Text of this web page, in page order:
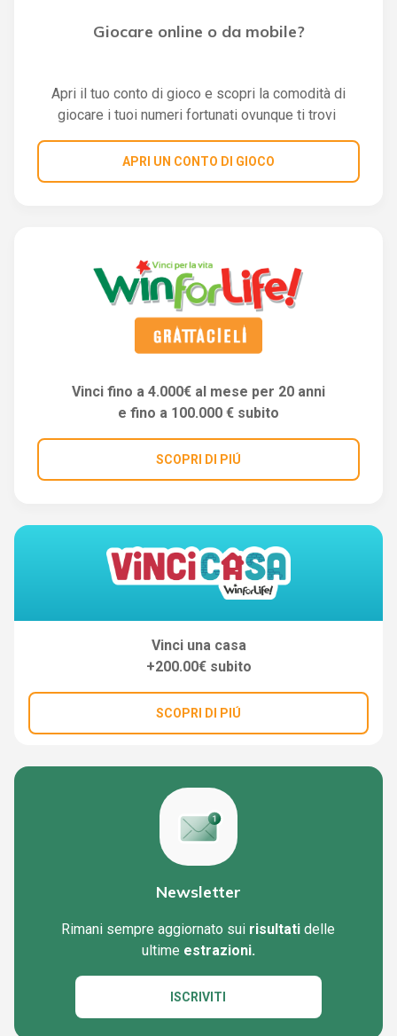
Giocare online o da mobile?
Apri il tuo conto di gioco e scopri la comodità di
giocare i tuoi numeri fortunati ovunque ti trovi
APRI UN CONTO DI GIOCO
Vinci fino a 4.000€ al mese per 20 anni
e fino a 100.000 € subito
SCOPRI DI PIÚ
Vinci una casa
+200.00€ subito
SCOPRI DI PIÚ
Newsletter
Rimani sempre aggiornato sui risultati delle
ultime estrazioni.
ISCRIVITI